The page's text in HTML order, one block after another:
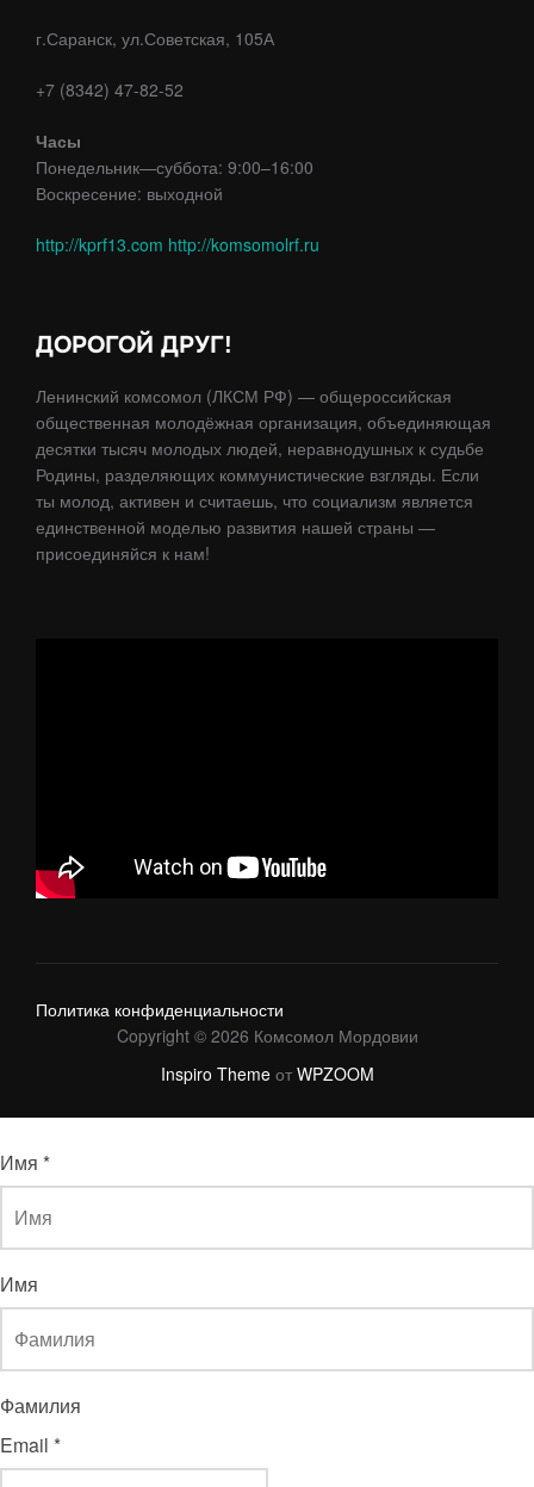
г.Саранск, ул.Советская, 105А
+7 (8342) 47-82-52
Часы
Понедельник—суббота: 9:00–16:00
Воскресение: выходной
http://kprf13.com http://komsomolrf.ru
ДОРОГОЙ ДРУГ!
Ленинский комсомол (ЛКСМ РФ) — общероссийская
общественная молодёжная организация, объединяющая
десятки тысяч молодых людей, неравнодушных к судьбе
Родины, разделяющих коммунистические взгляды. Если
ты молод, активен и считаешь, что социализм является
единственной моделью развития нашей страны —
присоединяйся к нам!
Политика конфиденциальности
Copyright © 2026 Комсомол Мордовии
Inspiro Themeот WPZOOM
Имя *
Имя
Фамилия
Email *